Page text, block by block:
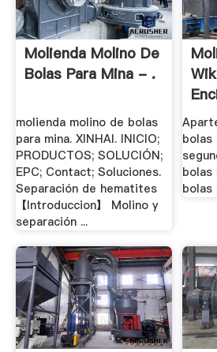
Molienda Molino De
Bolas Para Mina - .
molienda molino de bolas
para mina. XINHAI. INICIO;
PRODUCTOS; SOLUCIÓN;
EPC; Contact; Soluciones.
Separación de hematites
【Introduccion】 Molino y
separación ...
bolas
bolas
bolas